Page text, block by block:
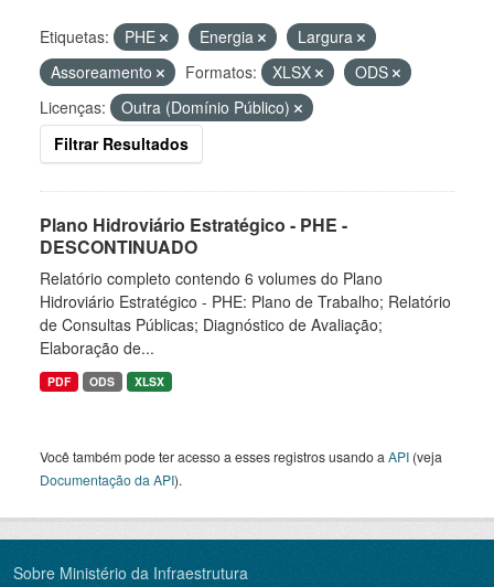
Etiquetas: PHE Energia
Largura
Assoreamento
Formatos: XLSX
ODS
Licenças:
Outra (Domínio Público)
Filtrar Resultados
Plano Hidroviário Estratégico - PHE -
DESCONTINUADO
Relatório completo contendo 6 volumes do Plano
Hidroviário Estratégico - PHE: Plano de Trabalho; Relatório
de Consultas Públicas; Diagnóstico de Avaliação;
Elaboração de...
PDF ODS XLSX
Você também pode ter acesso a esses registros usando a API (veja
Documentação da API).
Sobre Ministério da Infraestrutura